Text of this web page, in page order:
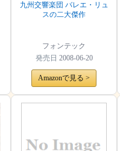
九州交響楽団 バレエ・リュ
スの二大傑作
フォンテック
発売日 2008-06-20
Amazonで見る >